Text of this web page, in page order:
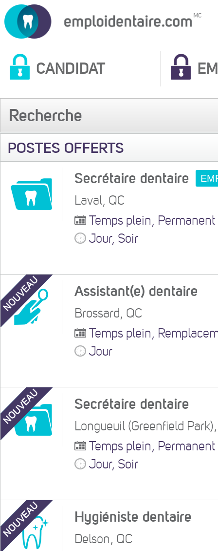
CANDIDAT
Recherche
POSTES OFFERTS
Secrétaire dentaire
Laval, QC
Temps plein, Permanent
Jour, Soir
NOUVEAU Assistant(e) dentaire
Brossard, QC
Temps plein,
Jour
NOUVEAU Secrétaire dentaire
Longueuil (Greenfield
Temps plein, Permanent
Jour, Soir
NOUVEAU Hygiéniste dentaire
Delson, QC